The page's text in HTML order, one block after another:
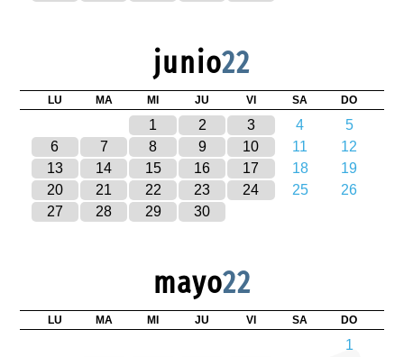
junio22
LU MA MI JU VI SA DO
1 2 3 4
5
6
7 8 9 10 11
12
13
14 15 16 17 18
19
20
21 22 23 24 25
26
27
28 29 30
mayo22
LU MA MI JU VI SA DO
1